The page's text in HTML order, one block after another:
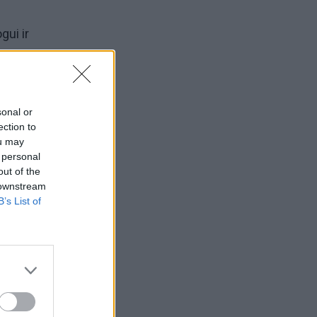
or
to
may
of the
List of
ir